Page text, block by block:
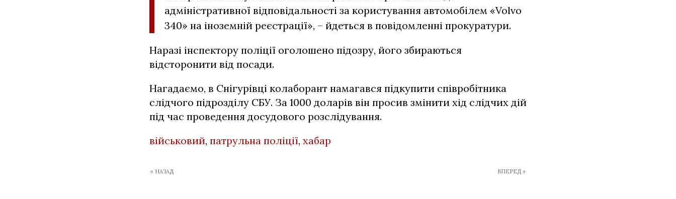
адміністративної відповідальності за користування автомобілем «Volvo
340» на іноземній реєстрації», – йдеться в повідомленні прокуратури.
Наразі інспектору поліції оголошено підозру, його збираються
відсторонити від посади.
Нагадаємо, в Снігурівці колаборант намагався підкупити співробітника
слідчого підрозділу СБУ. За 1000 доларів він просив змінити хід слідчих дій
під час проведення досудового розслідування.
військовий, патрульна поліції, хабар
« НАЗАД ВПЕРЕД »